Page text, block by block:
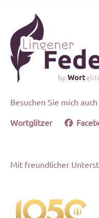
Besuchen Sie mich
Wortglitzer
Mit freundlicher